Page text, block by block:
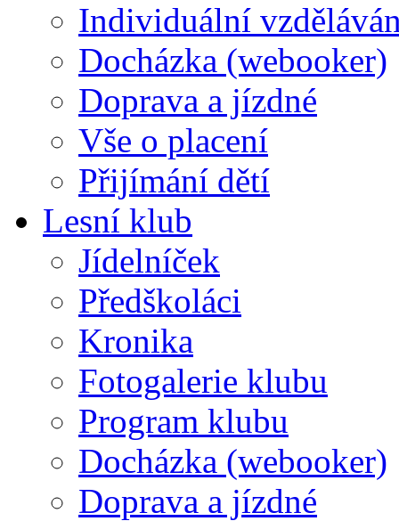
Individuální
Docházka (webooker)
Doprava a jízdné
Vše o placení
Přijímání dětí
Lesní klub
Jídelníček
Předškoláci
Kronika
Fotogalerie klubu
Program klubu
Docházka (webooker)
Doprava a jízdné